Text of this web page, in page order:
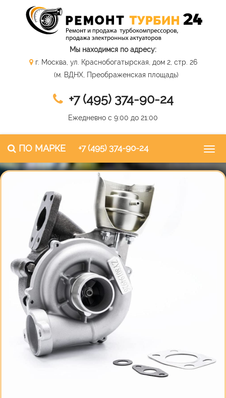
Мы находимся по адресу:
г. Москва, ул. Краснобогатырская, дом 2, стр. 26
(м. ВДНХ, Преображенская площадь)
+7 (495) 374-90-24
Ежедневно с 9:00 до 21:00
ПО МАРКЕ +7 (495) 374-90-24